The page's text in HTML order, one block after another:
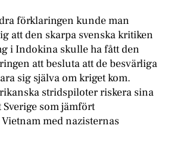
förklaringen kunde man
att den skarpa svenska kritiken
i Indokina skulle ha fått den
att besluta att de besvärliga
sig själva om kriget kom.
stridspiloter riskera sina
som jämfört
med nazisternas